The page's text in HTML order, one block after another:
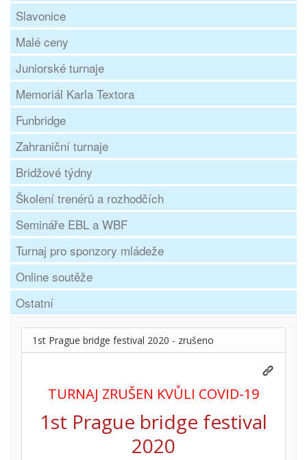
Slavonice
Malé ceny
Juniorské turnaje
Memoriál Karla Textora
Funbridge
Zahraniční turnaje
Bridžové týdny
Školení trenérů a rozhodčích
Semináře EBL a WBF
Turnaj pro sponzory mládeže
Online soutěže
Ostatní
1st Prague bridge festival 2020 - zrušeno
TURNAJ ZRUŠEN KVŮLI COVID-19
1st Prague bridge festival
2020